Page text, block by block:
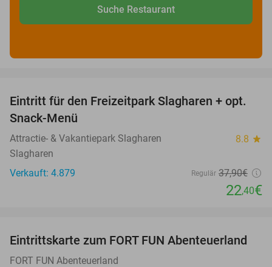
Suche Restaurant
41%
Eintritt für den Freizeitpark Slagharen + opt.
Snack-Menü
Attractie- & Vakantiepark Slagharen 8.8 star
Slagharen
Verkauft: 4.879
Regulär 37,90€
22,40€
32%
Eintrittskarte zum FORT FUN Abenteuerland
FORT FUN Abenteuerland